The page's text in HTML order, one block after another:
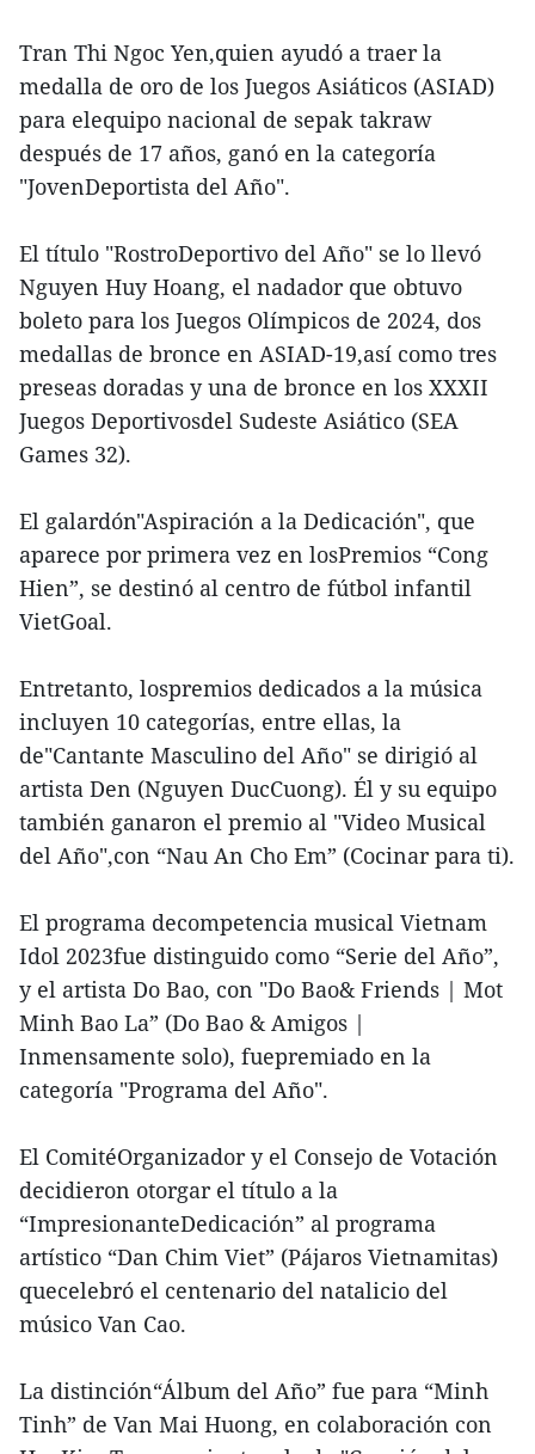
Tran Thi Ngoc Yen,quien ayudó a traer la
medalla de oro de los Juegos Asiáticos (ASIAD)
para elequipo nacional de sepak takraw
después de 17 años, ganó en la categoría
"JovenDeportista del Año".
El título "RostroDeportivo del Año" se lo llevó
Nguyen Huy Hoang, el nadador que obtuvo
boleto para los Juegos Olímpicos de 2024, dos
medallas de bronce en ASIAD-19,así como tres
preseas doradas y una de bronce en los XXXII
Juegos Deportivosdel Sudeste Asiático (SEA
Games 32).
El galardón"Aspiración a la Dedicación", que
aparece por primera vez en losPremios “Cong
Hien”, se destinó al centro de fútbol infantil
VietGoal.
Entretanto, lospremios dedicados a la música
incluyen 10 categorías, entre ellas, la
de"Cantante Masculino del Año" se dirigió al
artista Den (Nguyen DucCuong). Él y su equipo
también ganaron el premio al "Video Musical
del Año",con “Nau An Cho Em” (Cocinar para ti).
El programa decompetencia musical Vietnam
Idol 2023fue distinguido como “Serie del Año”,
y el artista Do Bao, con "Do Bao& Friends | Mot
Minh Bao La” (Do Bao & Amigos |
Inmensamente solo), fuepremiado en la
categoría "Programa del Año".
El ComitéOrganizador y el Consejo de Votación
decidieron otorgar el título a la
“ImpresionanteDedicación” al programa
artístico “Dan Chim Viet” (Pájaros Vietnamitas)
quecelebró el centenario del natalicio del
músico Van Cao.
La distinción“Álbum del Año” fue para “Minh
Tinh” de Van Mai Huong, en colaboración con